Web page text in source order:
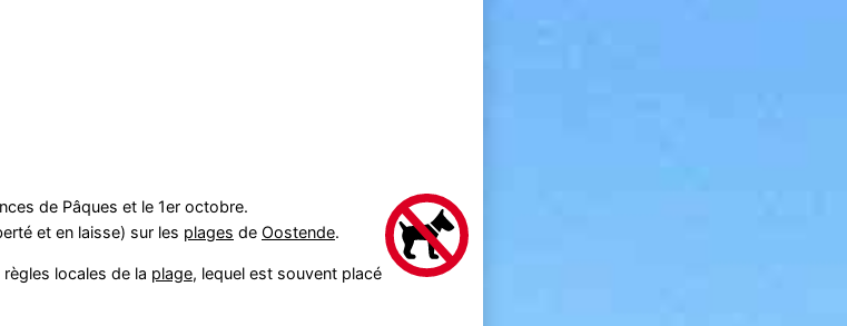
de Pâques et le 1er octobre.
et en laisse) sur les plages de Oostende.
locales de la plage, lequel est souvent placé